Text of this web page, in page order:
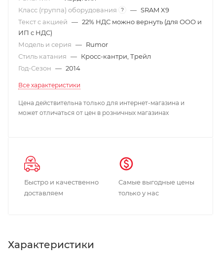
Класс (группа) оборудования
? — SRAM X9
Текст с акцией — 22% НДС можно вернуть (для ООО и
ИП с НДС)
Модель и серия — Rumor
Стиль катания — Кросс-кантри, Трейл
Год-Сезон — 2014
Все характеристики
Цена действительна только для интернет-магазина и
может отличаться от цен в розничных магазинах
Быстро и качественно
доставляем
Самые выгодные цены
только у нас
Характеристики